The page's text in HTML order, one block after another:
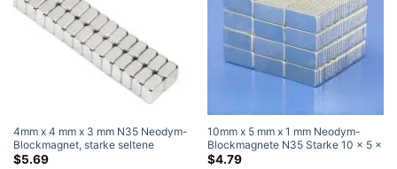
4mm x 4 mm x 3 mm N35 Neodym-
Blockmagnet, starke seltene
Erden-Würfelmagnete zum Basteln,
$5.69
10mm x 5 mm x 1 mm Neodym-
Blockmagnete N35 Starke 10 x 5 x
1 mm Neodym-Seltenerd-
$4.79